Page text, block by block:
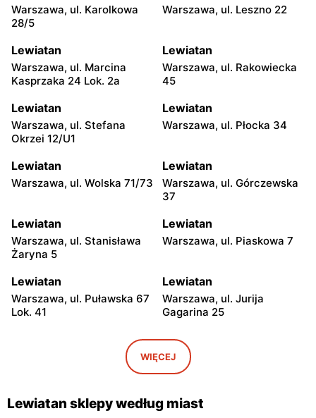
Warszawa, ul. Karolkowa
28/5
Warszawa, ul. Leszno 22
Lewiatan
Warszawa, ul. Marcina
Kasprzaka 24 Lok. 2a
Lewiatan
Warszawa, ul. Rakowiecka
45
Lewiatan
Warszawa, ul. Stefana
Okrzei 12/U1
Lewiatan
Warszawa, ul. Płocka 34
Lewiatan
Warszawa, ul. Wolska 71/73
Lewiatan
Warszawa, ul. Górczewska
37
Lewiatan
Warszawa, ul. Stanisława
Żaryna 5
Lewiatan
Warszawa, ul. Piaskowa 7
Lewiatan
Warszawa, ul. Puławska 67
Lok. 41
Lewiatan
Warszawa, ul. Jurija
Gagarina 25
Warszawa, ul. Egipska 4
Lewiatan
Warszawa, ul. Elbląska 37
Warszawa, ul. Erazma
Warszawa, ul.
Międzyborska 48
WIĘCEJ
Lewiatan sklepy według miast